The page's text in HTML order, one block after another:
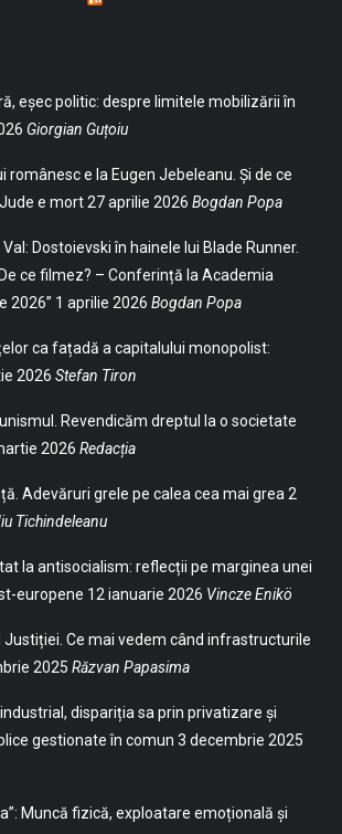
eșec politic: despre limitele mobilizării în
Giorgian Guțoiu
românesc e la Eugen Jebeleanu. Și de ce
e mort27 aprilie 2026 Bogdan Popa
Dostoievski în hainele lui Blade Runner.
ce filmez? – Conferință la Academia
2026” 1 aprilie 2026 Bogdan Popa
ca fațadă a capitalului monopolist:
2026 Stefan Tiron
Revendicăm dreptul la o societate
2026 Redacția
Adevăruri grele pe calea cea mai grea 2
Tichindeleanu
la antisocialism: reflecții pe marginea unei
europene 12 ianuarie 2026 Vincze Enikö
Justiției. Ce mai vedem când infrastructurile
2025 Răzvan Papasima
dispariția sa prin privatizare și
gestionate în comun 3 decembrie 2025
Muncă fizică, exploatare emoțională și